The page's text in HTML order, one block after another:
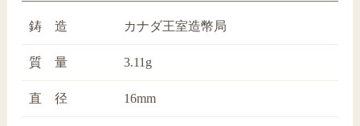
鋳 造 カナダ王室造幣局
質 量 3.11g
直 径 16mm